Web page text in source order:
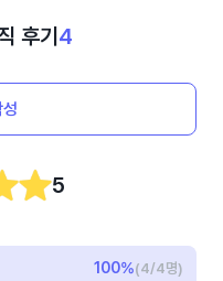
후기 4
5
100%(4/4명)